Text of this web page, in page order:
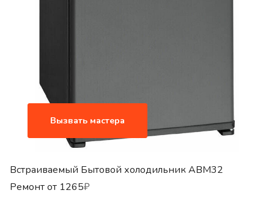
Вызвать мастера
Встраиваемый Бытовой холодильник ABM32
Ремонт от 1265₽